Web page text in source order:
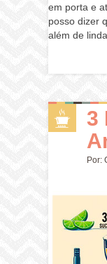
em porta e
posso dizer
além de
3
Por: